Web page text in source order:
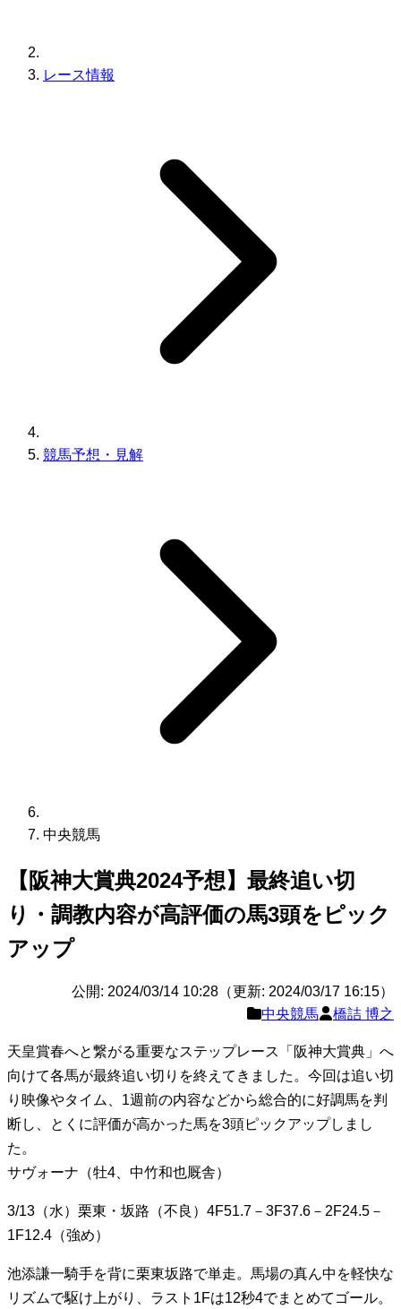
レース情報
競馬予想・見解
中央競馬
【阪神大賞典2024予想】最終追い切
り・調教内容が高評価の馬3頭をピック
アップ
公開: 2024/03/14 10:28（更新: 2024/03/17 16:15）
中央競馬
橋詰 博之
天皇賞春へと繋がる重要なステップレース「阪神大賞典」へ
向けて各馬が最終追い切りを終えてきました。今回は追い切
り映像やタイム、1週前の内容などから総合的に好調馬を判
断し、とくに評価が高かった馬を3頭ピックアップしまし
た。
サヴォーナ（牡4、中竹和也厩舎）
3/13（水）栗東・坂路（不良）4F51.7－3F37.6－2F24.5－
1F12.4（強め）
池添謙一騎手を背に栗東坂路で単走。馬場の真ん中を軽快な
リズムで駆け上がり、ラスト1Fは12秒4でまとめてゴール。